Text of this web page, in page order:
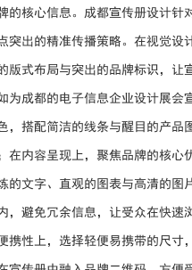
的核心信息。成都宣传册设计针
突出的精准传播策略。在视觉设
版式布局与突出的品牌标识，让
为成都的电子信息企业设计展会
，搭配简洁的线条与醒目的产品
在内容呈现上，聚焦品牌的核心
的文字、直观的图表与高清的图
，避免冗余信息，让受众在快速
携性上，选择轻便易携带的尺寸